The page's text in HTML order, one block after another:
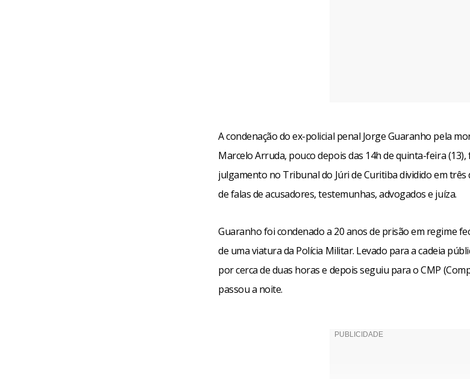
A condenação do ex-policial penal Jorge Guaranho pela
Marcelo Arruda, pouco depois das 14h de quinta-feira
julgamento no Tribunal do Júri de Curitiba dividido em três
de falas de acusadores, testemunhas, advogados e juíza.
Guaranho foi condenado a 20 anos de prisão em regime
de uma viatura da Polícia Militar. Levado para a cadeia
por cerca de duas horas e depois seguiu para o CMP
passou a noite.